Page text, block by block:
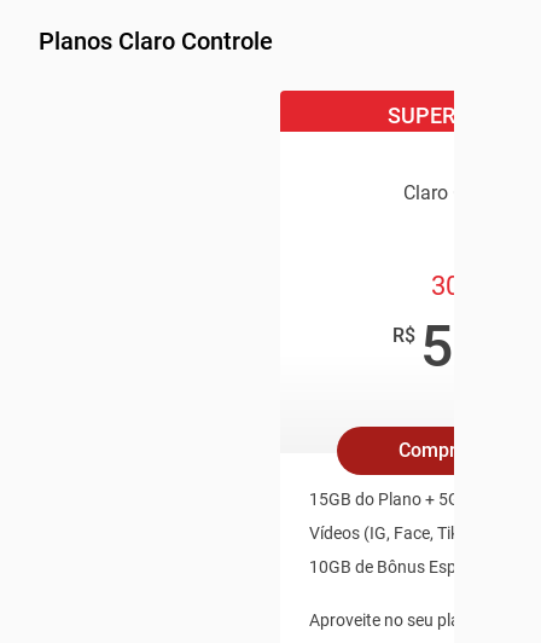
Planos Claro Controle
SUPER OFERTA
Claro Controle
30GB
R$ 59
Compre Online
15GB do Plano + 5GB Redes
Vídeos (IG, Face, TikTok, X,
10GB de Bônus Especial
Aproveite no seu plano: